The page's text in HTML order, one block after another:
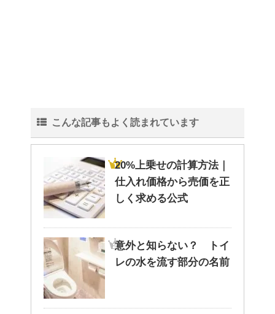
こんな記事もよく読まれています
20%上乗せの計算方法｜
仕入れ価格から売価を正
しく求める公式
意外と知らない？ トイ
レの水を流す部分の名前